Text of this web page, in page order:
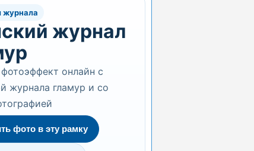
журнала
журнал
онлайн с
журнала гламур и со
фото в эту рамку